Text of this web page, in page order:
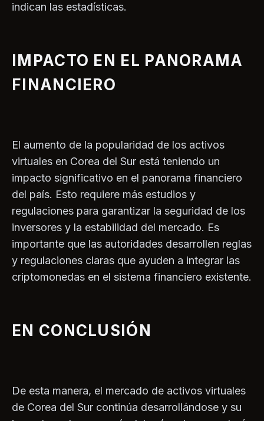
indican las estadísticas.
IMPACTO EN EL PANORAMA
FINANCIERO
El aumento de la popularidad de los activos
virtuales en Corea del Sur está teniendo un
impacto significativo en el panorama financiero
del país. Esto requiere más estudios y
regulaciones para garantizar la seguridad de los
inversores y la estabilidad del mercado. Es
importante que las autoridades desarrollen reglas
y regulaciones claras que ayuden a integrar las
criptomonedas en el sistema financiero existente.
EN CONCLUSIÓN
De esta manera, el mercado de activos virtuales
de Corea del Sur continúa desarrollándose y su